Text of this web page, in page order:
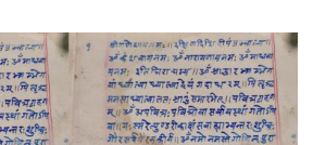
गाँव!
200
साल
बाद
भी